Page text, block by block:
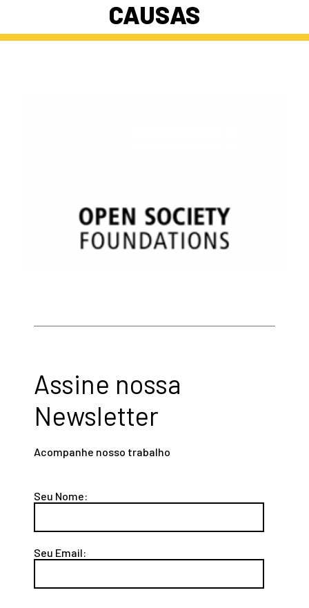
CAUSAS
Assine nossa
Newsletter
Acompanhe nosso trabalho
Seu Nome:
Seu Email: